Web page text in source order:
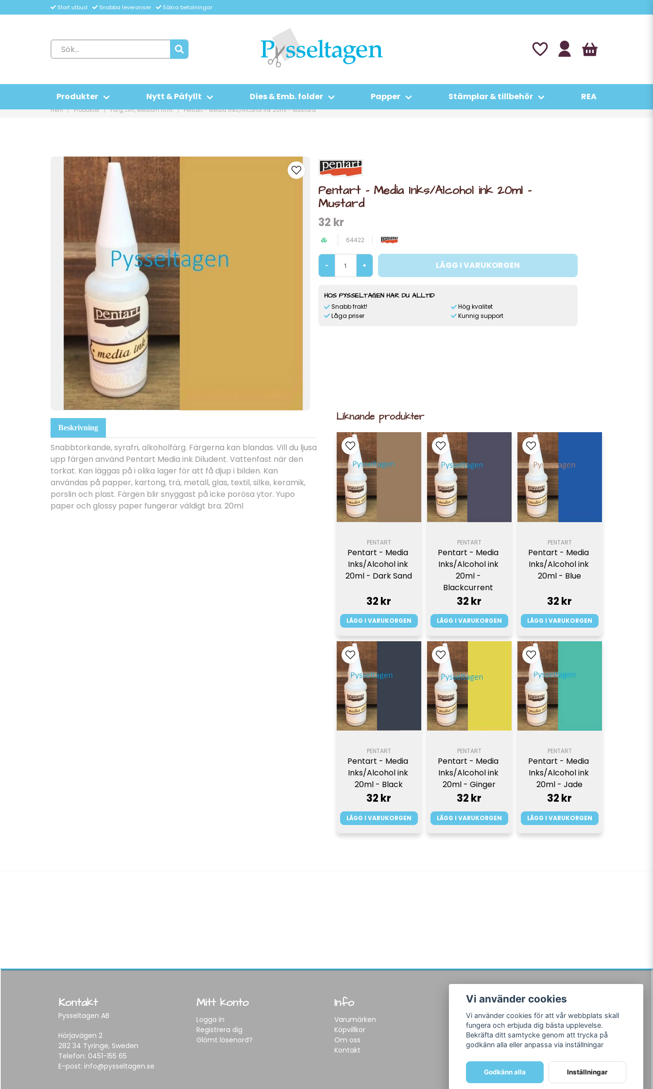
Stort utbud Snabba leveranser Säkra betalningar
Produkter Nytt & Påfyllt Dies & Emb. folder Papper Stämplar & tillbehör REA
Hem Produkter Färg, Lim, Medium m.m. Pentart - Media Inks/Alcohol ink 20ml - Mustard
Pentart - Media Inks/Alcohol ink 20ml -
Mustard
32 kr
64422
- + LÄGG I VARUKORGEN
HOS PYSSELTAGEN HAR DU ALLTID
Snabb frakt!
Låga priser
Hög kvalitet
Kunnig support
Beskrivning
Snabbtorkande, syrafri, alkoholfärg. Färgerna kan blandas. Vill du ljusa
upp färgen använd Pentart Media ink Diludent. Vattenfast när den
torkat. Kan läggas på i olika lager för att få djup i bilden. Kan
användas på papper, kartong, trä, metall, glas, textil, silke, keramik,
porslin och plast. Färgen blir snyggast på icke porösa ytor. Yupo
paper och glossy paper fungerar väldigt bra. 20ml
Liknande produkter
PENTART
Pentart - Media
Inks/Alcohol ink
20ml - Dark Sand
32 kr
LÄGG I VARUKORGEN
PENTART
Pentart - Media
Inks/Alcohol ink
20ml -
Blackcurrent
32 kr
LÄGG I VARUKORGEN
PENTART
Pentart - Media
Inks/Alcohol ink
20ml - Blue
32 kr
LÄGG I VARUKORGEN
PENTART
Pentart - Media
Inks/Alcohol ink
20ml - Black
32 kr
LÄGG I VARUKORGEN
PENTART
Pentart - Media
Inks/Alcohol ink
20ml - Ginger
32 kr
LÄGG I VARUKORGEN
PENTART
Pentart - Media
Inks/Alcohol ink
20ml - Jade
32 kr
LÄGG I VARUKORGEN
Kontakt
Pysseltagen AB
Hörjavägen 2
282 34 Tyringe, Sweden
Telefon: 0451-155 65
E-post: info@pysseltagen.se
Mitt konto
Logga in
Registrera dig
Glömt lösenord?
Info
Varumärken
Köpvillkor
Om oss
Kontakt
Följ oss
Facebook
Instagram
Vi använder cookies
Vi använder cookies för att vår webbplats skall
fungera och erbjuda dig bästa upplevelse.
Bekräfta ditt samtycke genom att trycka på
godkänn alla eller anpassa via inställningar
Godkänn alla Inställningar